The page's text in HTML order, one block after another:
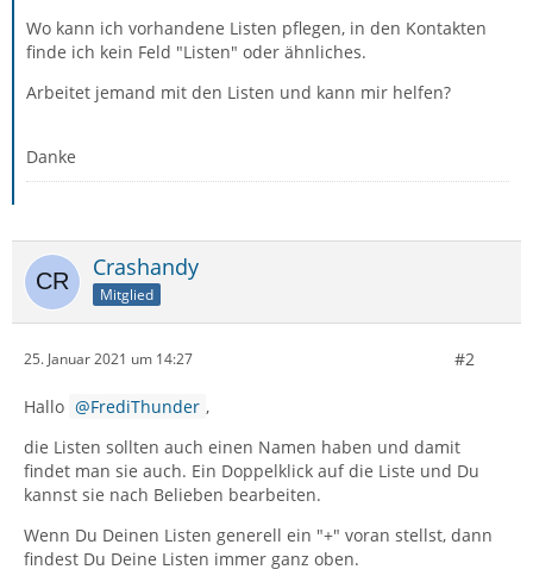
Wo kann ich vorhandene Listen pflegen, in den Kontakten
finde ich kein Feld "Listen" oder ähnliches.
Arbeitet jemand mit den Listen und kann mir helfen?
Danke
Crashandy
Mitglied
25. Januar 2021 um 14:27 #2
Hallo FrediThunder ,
die Listen sollten auch einen Namen haben und damit
findet man sie auch. Ein Doppelklick auf die Liste und Du
kannst sie nach Belieben bearbeiten.
Wenn Du Deinen Listen generell ein "+" voran stellst, dann
findest Du Deine Listen immer ganz oben.